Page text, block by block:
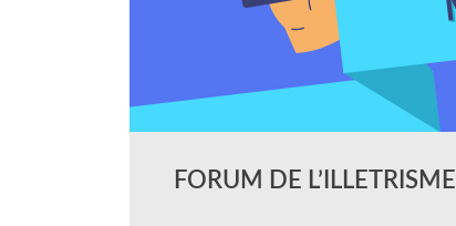
FORUM DE L’ILLETRISME